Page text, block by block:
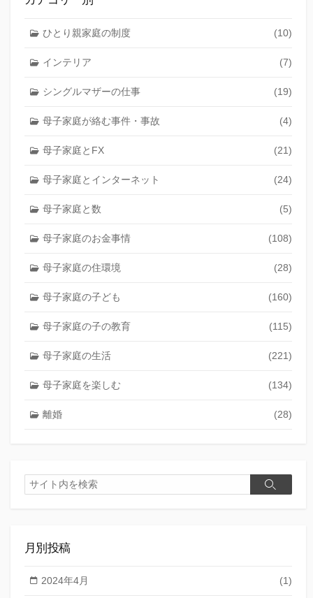
ひとり親家庭の制度 (10)
インテリア (7)
シングルマザーの仕事 (19)
母子家庭が絡む事件・事故 (4)
母子家庭とFX (21)
母子家庭とインターネット (24)
母子家庭と数 (5)
母子家庭のお金事情 (108)
母子家庭の住環境 (28)
母子家庭の子ども (160)
母子家庭の子の教育 (115)
母子家庭の生活 (221)
母子家庭を楽しむ (134)
離婚 (28)
検
索
検
月別投稿
2024年4月 (1)